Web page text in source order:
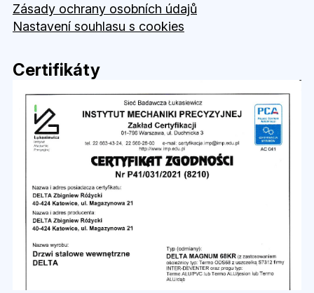
Zásady ochrany osobních údajů
Nastavení souhlasu s cookies
Certifikáty